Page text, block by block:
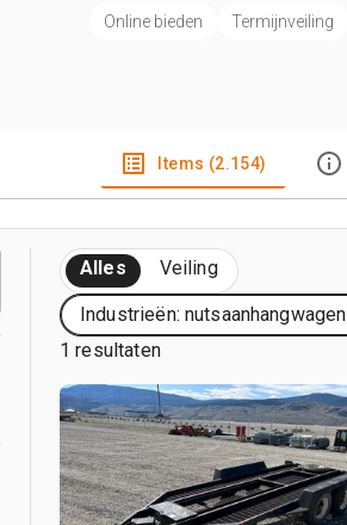
Online bieden Termijnveiling
Items (2.154)
Alles Veiling
Industrieën: nutsaanhangwagen
1 resultaten